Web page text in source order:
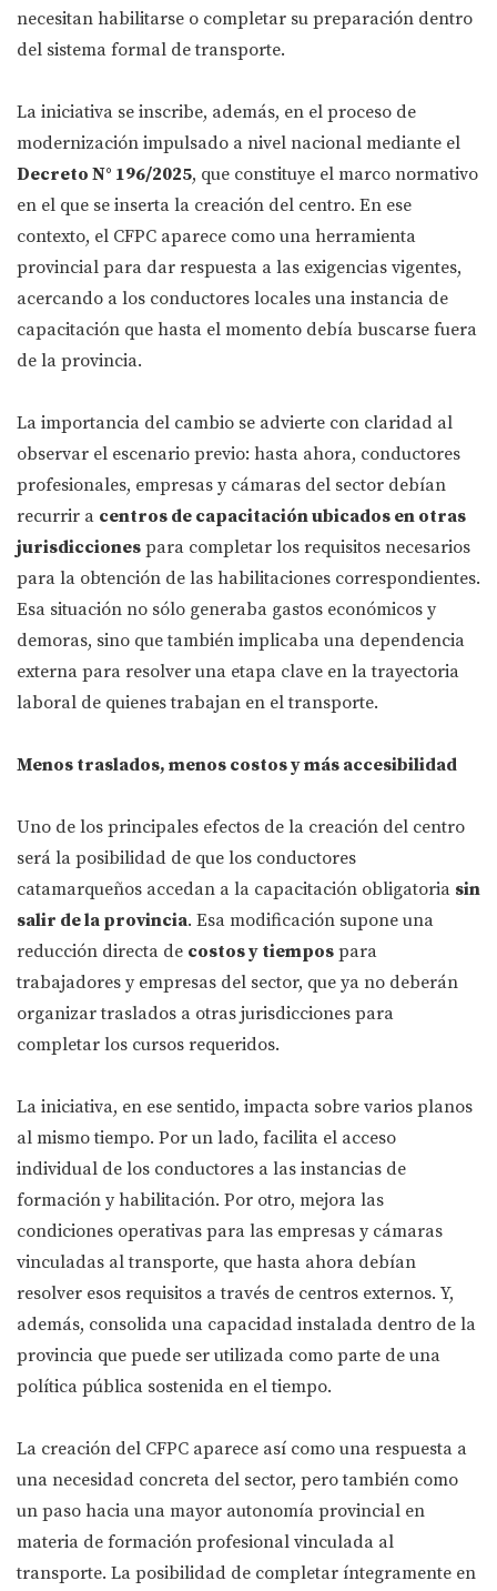
necesitan habilitarse o completar su preparación dentro
del sistema formal de transporte.
La iniciativa se inscribe, además, en el proceso de
modernización impulsado a nivel nacional mediante el
Decreto N° 196/2025, que constituye el marco normativo
en el que se inserta la creación del centro. En ese
contexto, el CFPC aparece como una herramienta
provincial para dar respuesta a las exigencias vigentes,
acercando a los conductores locales una instancia de
capacitación que hasta el momento debía buscarse fuera
de la provincia.
La importancia del cambio se advierte con claridad al
observar el escenario previo: hasta ahora, conductores
profesionales, empresas y cámaras del sector debían
recurrir a centros de capacitación ubicados en otras
jurisdicciones para completar los requisitos necesarios
para la obtención de las habilitaciones correspondientes.
Esa situación no sólo generaba gastos económicos y
demoras, sino que también implicaba una dependencia
externa para resolver una etapa clave en la trayectoria
laboral de quienes trabajan en el transporte.
Menos traslados, menos costos y más accesibilidad
Uno de los principales efectos de la creación del centro
será la posibilidad de que los conductores
catamarqueños accedan a la capacitación obligatoria sin
salir de la provincia. Esa modificación supone una
reducción directa de costos y tiempos para
trabajadores y empresas del sector, que ya no deberán
organizar traslados a otras jurisdicciones para
completar los cursos requeridos.
La iniciativa, en ese sentido, impacta sobre varios planos
al mismo tiempo. Por un lado, facilita el acceso
individual de los conductores a las instancias de
formación y habilitación. Por otro, mejora las
condiciones operativas para las empresas y cámaras
vinculadas al transporte, que hasta ahora debían
resolver esos requisitos a través de centros externos. Y,
además, consolida una capacidad instalada dentro de la
provincia que puede ser utilizada como parte de una
política pública sostenida en el tiempo.
La creación del CFPC aparece así como una respuesta a
una necesidad concreta del sector, pero también como
un paso hacia una mayor autonomía provincial en
materia de formación profesional vinculada al
transporte. La posibilidad de completar íntegramente en